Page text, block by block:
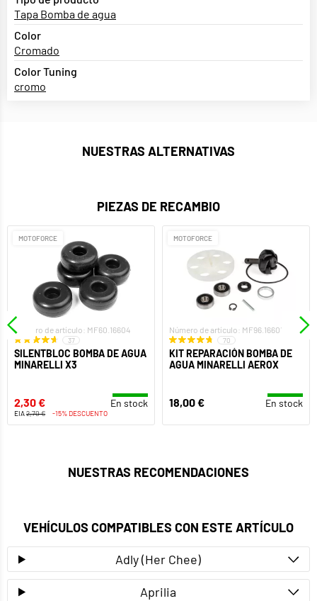
Tapa Bomba de agua
Color
Cromado
Color Tuning
cromo
NUESTRAS ALTERNATIVAS
PIEZAS DE RECAMBIO
MOTOFORCE
Número de artículo: MF60.16604
37
SILENTBLOC BOMBA DE AGUA
MINARELLI X3
2,30 € En stock
EIA2,70 € -15% DESCUENTO
MOTOFORCE
Número de artículo: MF96.16601
70
KIT REPARACIÓN BOMBA DE
AGUA MINARELLI AEROX
18,00 € En stock
NUESTRAS RECOMENDACIONES
VEHÍCULOS COMPATIBLES CON ESTE ARTÍCULO
Adly (Her Chee)
Aprilia